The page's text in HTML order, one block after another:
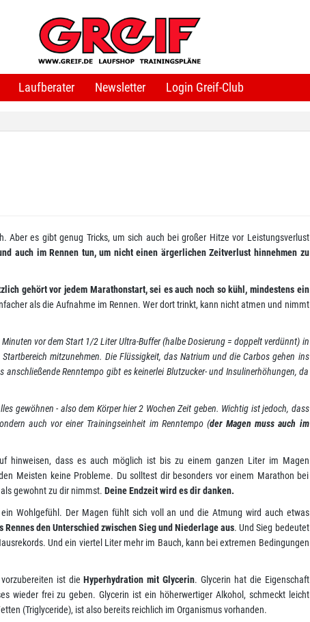
Laufberater Newsletter Login Greif-Club
Aber es gibt genug Tricks, um sich auch bei großer Hitze vor Leistungsverlust
auch im Rennen tun, um nicht einen ärgerlichen Zeitverlust hinnehmen zu
gehört vor jedem Marathonstart, sei es auch noch so kühl, mindestens ein
als die Aufnahme im Rennen. Wer dort trinkt, kann nicht atmen und nimmt
vor dem Start 1/2 Liter Ultra-Buffer (halbe Dosierung = doppelt verdünnt) in
mitzunehmen. Die Flüssigkeit, das Natrium und die Carbos gehen ins
Renntempo gibt es keinerlei Blutzucker- und Insulinerhöhungen, da
gewöhnen - also dem Körper hier 2 Wochen Zeit geben. Wichtig ist jedoch, dass
auch vor einer Trainingseinheit im Renntempo (der Magen muss auch im
hinweisen, dass es auch möglich ist bis zu einem ganzen Liter im Magen
Meisten keine Probleme. Du solltest dir besonders vor einem Marathon bei
gewohnt zu dir nimmst. Deine Endzeit wird es dir danken.
Wohlgefühl. Der Magen fühlt sich voll an und die Atmung wird auch etwas
Rennes den Unterschied zwischen Sieg und Niederlage aus. Und Sieg bedeutet
Und ein viertel Liter mehr im Bauch, kann bei extremen Bedingungen
vorzubereiten ist dieHyperhydration mit Glycerin. Glycerin hat die Eigenschaft
wieder frei zu geben. Glycerin ist ein höherwertiger Alkohol, schmeckt leicht
(Triglyceride), ist also bereits reichlich im Organismus vorhanden.